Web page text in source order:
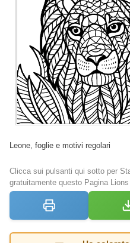
Leone, foglie e motivi regolari
Clicca sui pulsanti qui sotto per
gratuitamente questo Pagina